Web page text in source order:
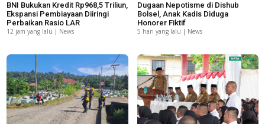
BNI Bukukan Kredit Rp968,5 Triliun,
Ekspansi Pembiayaan Diiringi
Perbaikan Rasio LAR
12 jam yang lalu | News
Dugaan Nepotisme di Dishub
Bolsel, Anak Kadis Diduga
Honorer Fiktif
5 hari yang lalu | News